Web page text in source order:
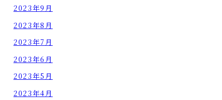
2023年9月
2023年8月
2023年7月
2023年6月
2023年5月
2023年4月